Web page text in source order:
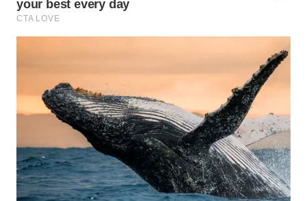
LISTRIK
WAHANA
TV
WAHANANEWS
ID
WAHANANEWS